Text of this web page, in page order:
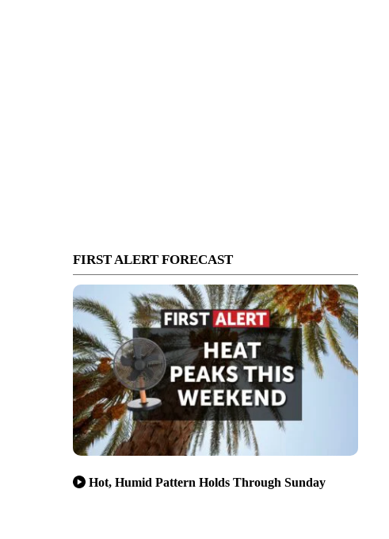
FIRST ALERT FORECAST
Hot, Humid Pattern Holds Through Sunday